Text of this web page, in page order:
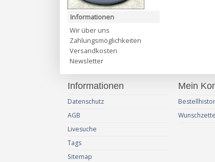
Informationen
Wir über uns
Zahlungsmöglichkeiten
Versandkosten
Newsletter
Informationen
Datenschutz
AGB
Livesuche
Tags
Sitemap
Mein